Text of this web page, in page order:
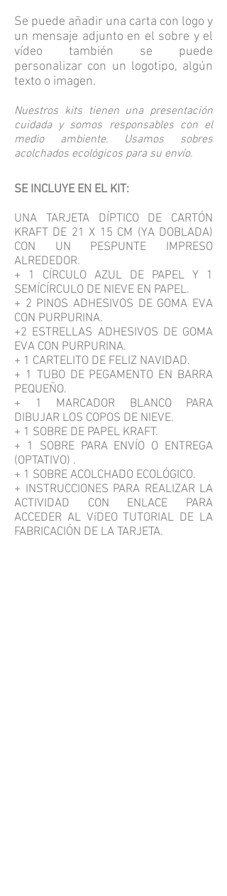
Se puede añadir una carta con logo y
un mensaje adjunto en el sobre y el
vídeo también se puede
personalizar con un logotipo, algún
texto o imagen.
Nuestros kits tienen una presentación
cuidada y somos responsables con el
medio ambiente. Usamos sobres
acolchados ecológicos para su envío.
SE INCLUYE EN EL KIT:
UNA TARJETA DÍPTICO DE CARTÓN
KRAFT DE 21 X 15 CM (YA DOBLADA)
CON UN PESPUNTE IMPRESO
ALREDEDOR.
+ 1 CÍRCULO AZUL DE PAPEL Y 1
SEMÍCÍRCULO DE NIEVE EN PAPEL.
+ 2 PINOS ADHESIVOS DE GOMA EVA
CON PURPURINA.
+2 ESTRELLAS ADHESIVOS DE GOMA
EVA CON PURPURINA.
+ 1 CARTELITO DE FELIZ NAVIDAD.
+ 1 TUBO DE PEGAMENTO EN BARRA
PEQUEÑO.
+ 1 MARCADOR BLANCO PARA
DIBUJAR LOS COPOS DE NIEVE.
+ 1 SOBRE DE PAPEL KRAFT.
+ 1 SOBRE PARA ENVÍO O ENTREGA
(OPTATIVO) .
+ 1 SOBRE ACOLCHADO ECOLÓGICO.
+ INSTRUCCIONES PARA REALIZAR LA
ACTIVIDAD CON ENLACE PARA
ACCEDER AL VíDEO TUTORIAL DE LA
FABRICACIÓN DE LA TARJETA.